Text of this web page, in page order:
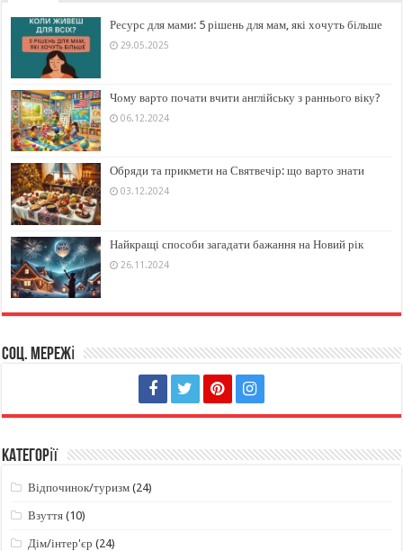
Ресурс для мами: 5 рішень для мам, які хочуть більше
29.05.2025
Чому варто почати вчити англійську з раннього віку?
06.12.2024
Обряди та прикмети на Святвечір: що варто знати
03.12.2024
Найкращі способи загадати бажання на Новий рік
26.11.2024
Соц. мережі
Категорії
Відпочинок/туризм (24)
Взуття (10)
Дім/інтер'єр (24)